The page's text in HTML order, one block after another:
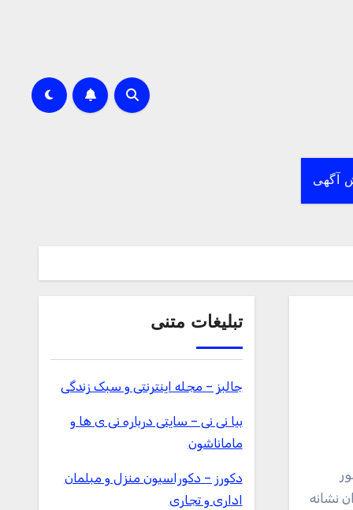
آگهی
نشانه
تبلیغات متنی
جالبز – مجله اینترنتی و سبک زندگی
بیا نی نی – سایتی درباره نی ی ها و
ماماناشون
دکورز – دکوراسیون منزل و مبلمان
اداری و تجاری